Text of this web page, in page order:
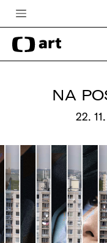
Česká televize
Zpravodajství
Pro děti
edu
Vše o ČT
NA
22.